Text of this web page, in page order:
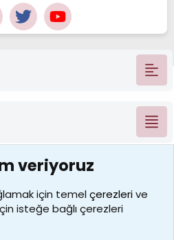
veriyoruz
için temelçerezlerive
isteğe bağlı çerezleri